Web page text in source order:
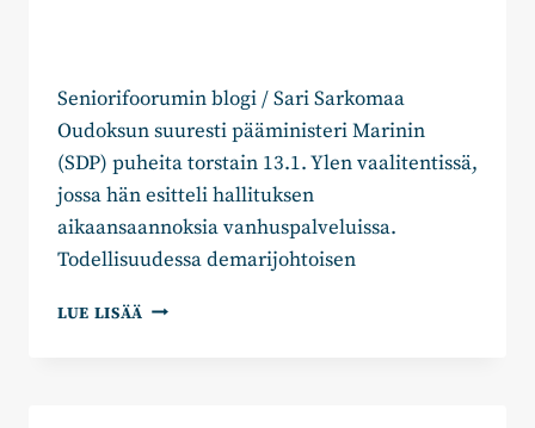
Seniorifoorumin blogi / Sari Sarkomaa
Oudoksun suuresti pääministeri Marinin
(SDP) puheita torstain 13.1. Ylen vaalitentissä,
jossa hän esitteli hallituksen
aikaansaannoksia vanhuspalveluissa.
Todellisuudessa demarijohtoisen
LUE LISÄÄ PÄÄMINISTERIN